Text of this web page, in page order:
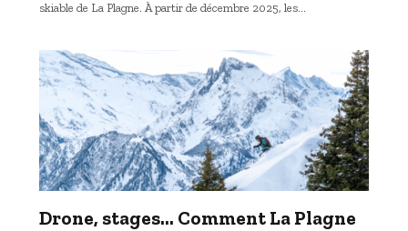
skiable de La Plagne. À partir de décembre 2025, les…
Drone, stages… Comment La Plagne